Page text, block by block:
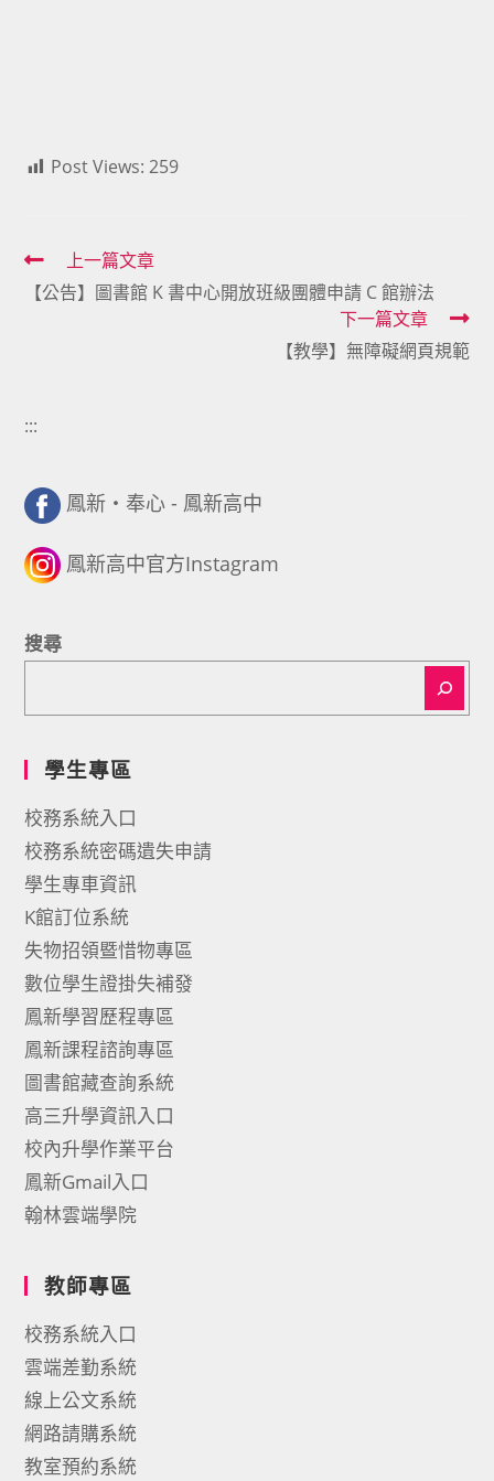
Post Views: 259
Read
more
上一篇文章
【公告】圖書館 K 書中心開放班級團體申請 C 館辦法
下一篇文章
【教學】無障礙網頁規範
:::
鳳新・奉心 - 鳳新高中
鳳新高中官方Instagram
搜尋
學生專區
校務系統入口
校務系統密碼遺失申請
學生專車資訊
K館訂位系統
失物招領暨惜物專區
數位學生證掛失補發
鳳新學習歷程專區
鳳新課程諮詢專區
圖書館藏查詢系統
高三升學資訊入口
校內升學作業平台
鳳新Gmail入口
翰林雲端學院
教師專區
校務系統入口
雲端差勤系統
線上公文系統
網路請購系統
教室預約系統